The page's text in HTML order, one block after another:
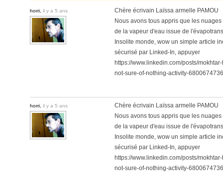
horri, il y a 5 ans
Chère écrivain Laïssa armelle PAMOU
Nous avons tous appris que les
de la vapeur d'eau issue de
Insolite monde, wow un simple article
sécurisé par Linked-In, appuyer
https://www.linkedin.com/posts/
not-sure-of-nothing-activity-
horri, il y a 5 ans
Chère écrivain Laïssa armelle PAMOU
Nous avons tous appris que les
de la vapeur d'eau issue de
Insolite monde, wow un simple article
sécurisé par Linked-In, appuyer
https://www.linkedin.com/posts/
not-sure-of-nothing-activity-